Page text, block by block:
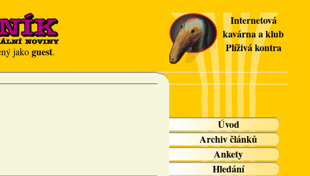
jakoguest.
Internetová
kavárna a klub
Plíživá kontra
Úvod
Archiv článků
Ankety
Hledání